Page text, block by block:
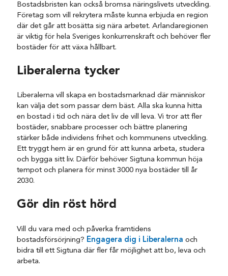
Bostadsbristen kan också bromsa näringslivets utveckling.
Företag som vill rekrytera måste kunna erbjuda en region
där det går att bosätta sig nära arbetet. Arlandaregionen
är viktig för hela Sveriges konkurrenskraft och behöver fler
bostäder för att växa hållbart.
Liberalerna tycker
Liberalerna vill skapa en bostadsmarknad där människor
kan välja det som passar dem bäst. Alla ska kunna hitta
en bostad i tid och nära det liv de vill leva. Vi tror att fler
bostäder, snabbare processer och bättre planering
stärker både individens frihet och kommunens utveckling.
Ett tryggt hem är en grund för att kunna arbeta, studera
och bygga sitt liv. Därför behöver Sigtuna kommun höja
tempot och planera för minst 3000 nya bostäder till år
2030.
Gör din röst hörd
Vill du vara med och påverka framtidens
bostadsförsörjning? Engagera dig i Liberalerna och
bidra till ett Sigtuna där fler får möjlighet att bo, leva och
arbeta.